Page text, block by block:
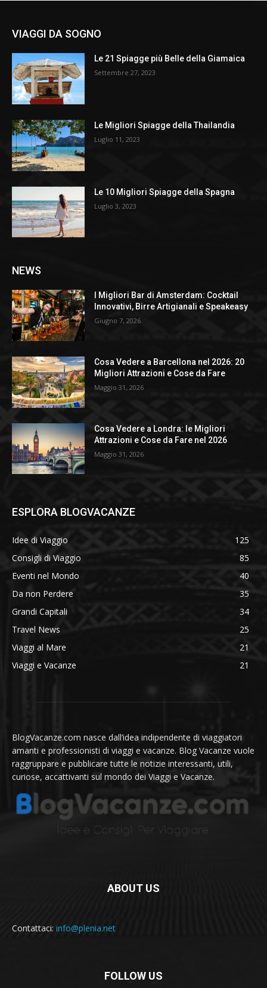
VIAGGI DA SOGNO
Le 21 Spiagge più Belle della Giamaica
Settembre 27, 2023
Le Migliori Spiagge della Thailandia
Luglio 11, 2023
Le 10 Migliori Spiagge della Spagna
Luglio 3, 2023
NEWS
I Migliori Bar di Amsterdam: Cocktail
Innovativi, Birre Artigianali e Speakeasy
Giugno 7, 2026
Cosa Vedere a Barcellona nel 2026: 20
Migliori Attrazioni e Cose da Fare
Maggio 31, 2026
Cosa Vedere a Londra: le Migliori
Attrazioni e Cose da Fare nel 2026
Maggio 31, 2026
ESPLORA BLOGVACANZE
Idee di Viaggio
125
Consigli di Viaggio
85
Eventi nel Mondo
40
Da non Perdere
35
Grandi Capitali
34
Travel News
25
Viaggi al Mare
21
Viaggi e Vacanze
21
BlogVacanze.com nasce dall’idea indipendente di viaggiatori
amanti e professionisti di viaggi e vacanze. Blog Vacanze vuole
raggruppare e pubblicare tutte le notizie interessanti, utili,
curiose, accattivanti sul mondo dei Viaggi e Vacanze.
ABOUT US
Contattaci: info@plenia.net
FOLLOW US